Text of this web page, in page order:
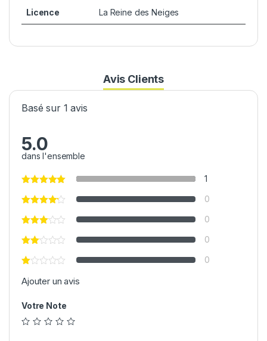
Licence La Reine des Neiges
Avis Clients
Basé sur 1 avis
5.0
dans l'ensemble
1
0
0
0
0
Ajouter un avis
Votre Note